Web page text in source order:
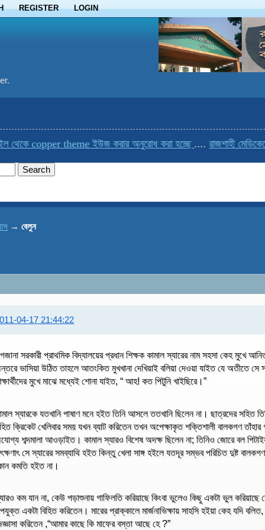
REGISTER LOGIN
copper theme ইউজ করার অনুরোধ করা হচ্ছে ....রাজশাহী মেডিকেলের
→বেলুন
04-17 21:44:22
সরকারী প্রাথমিক বিদ্যালয়ের প্রধান শিক্ষক কামাল স্যারের নাম সহসা কেহ মুখে
ভাসিয়া উঠিত তাহলে আতংকিত মুখখানা দেখিয়াই বলিয়া দেওয়া যাইত যে অতীতে সে
মুখে মাঝে মধ্যেই শোনা যাইত, “ আহ! কত পিটুনি খাইছিরে।”
স্যারকে যতখানি পাষাণ মনে হইত তিনি আসলে ততখানি ছিলেন না। ছাত্রদের সহিত
ক্রিকেট খেলিবার সময় যখন ব্যাট করিতেন তখন অপেক্ষাকৃত শক্তিশালী বালকগণ তাঁহার
শব্দমালা আওড়াইত। কামাল স্যারও বিশেষ অদক্ষ ছিলেন না; তিনিও জোরে বল
সে স্যারের সমব্যাথি হইত কিন্তু খেলা সাঙ্গ হইলে যতদূর সম্ভব পরিচিত দুষ্ট
কমতি হইত না।
কম যান না, কেউ পড়াশুনায় গাফিলতি করিয়াছে কিংবা ভুলেও কিছু একটা ভুল করিয়াছে
একটা বিহিত করিতেন। মারের প্রাক্কালে মার্জনাভিক্ষায় সাহসি হইয়া কেহ যদি
করিতেন ,“আমার কাছে কি মাফের বস্তা আছে হে ?”